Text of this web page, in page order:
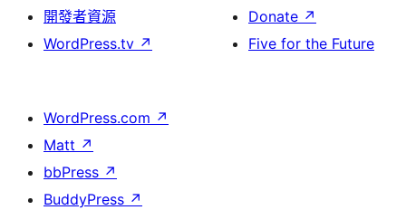
開發者資源
WordPress.tv ↗
Donate ↗
Five for the Future
WordPress.com ↗
Matt ↗
bbPress ↗
BuddyPress ↗